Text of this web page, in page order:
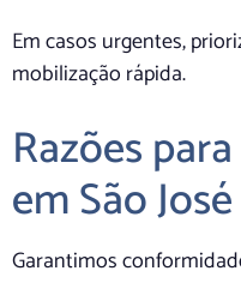
Em casos urgentes,
mobilização rápida.
Razões
em São
Garantimos